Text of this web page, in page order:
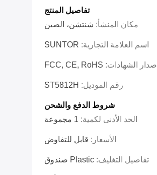
تفاصيل المنتج
مكان المنشأ: شنتشن، الصين
اسم العلامة التجارية: SUNTOR
إصدار الشهادات: FCC, CE, RoHS
رقم الموديل: ST5812H
شروط الدفع والشحن
الحد الأدنى لكمية: 1 مجموعة
الأسعار: قابل للتفاوض
تفاصيل التغليف: Plastic صندوق